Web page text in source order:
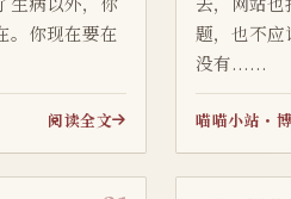
。你现在要在
阅读全文
题，也不应
没有......
喵喵小站・